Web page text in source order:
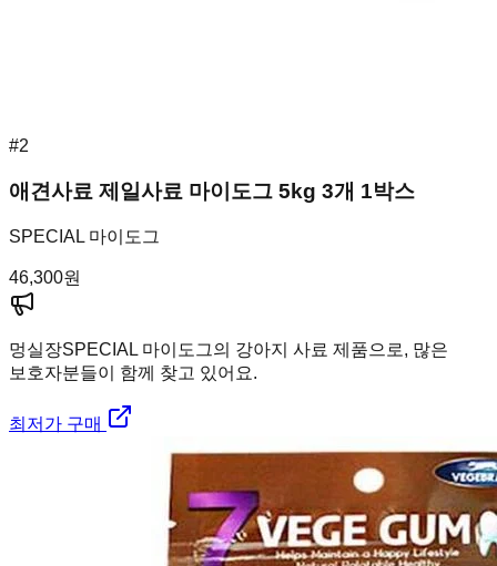
#2
애견사료 제일사료 마이도그 5kg 3개 1박스
SPECIAL 마이도그
46,300원
멍실장SPECIAL 마이도그의 강아지 사료 제품으로, 많은
보호자분들이 함께 찾고 있어요.
최저가 구매